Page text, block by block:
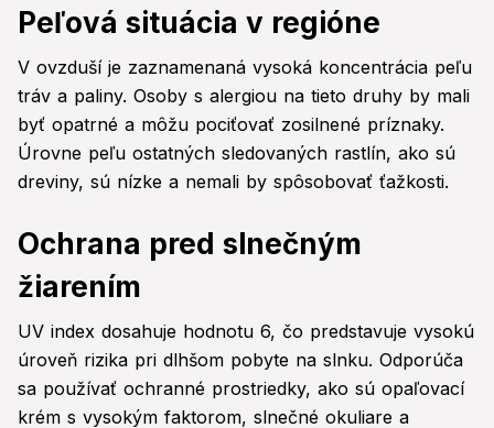
Peľová situácia v regióne
V ovzduší je zaznamenaná vysoká koncentrácia peľu
tráv a paliny. Osoby s alergiou na tieto druhy by mali
byť opatrné a môžu pociťovať zosilnené príznaky.
Úrovne peľu ostatných sledovaných rastlín, ako sú
dreviny, sú nízke a nemali by spôsobovať ťažkosti.
Ochrana pred slnečným
žiarením
UV index dosahuje hodnotu 6, čo predstavuje vysokú
úroveň rizika pri dlhšom pobyte na slnku. Odporúča
sa používať ochranné prostriedky, ako sú opaľovací
krém s vysokým faktorom, slnečné okuliare a